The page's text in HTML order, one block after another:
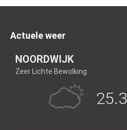
Actuele weer
NOORDWIJK
Zeer Lichte Bewolking
25.3